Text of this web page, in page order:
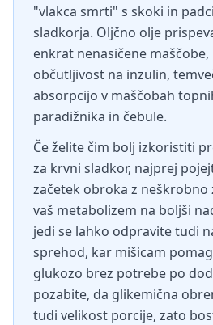
"vlakca smrti" s skoki in
sladkorja. Oljčno olje
enkrat nenasičene
občutljivost na inzulin,
absorpcijo v maščobah
paradižnika in čebule.
Če želite čim bolj izkoristiti
za krvni sladkor, najprej
začetek obroka z neškrobno
vaš metabolizem na boljši
jedi se lahko odpravite tudi
sprehod, kar mišicam
glukozo brez potrebe po
pozabite, da glikemična
tudi velikost porcije, zato